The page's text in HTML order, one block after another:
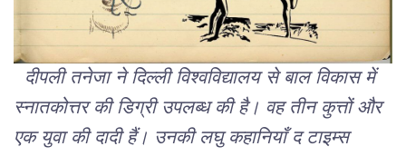
दीपली तनेजा ने दिल्ली विश्वविद्यालय से बाल विकास में
स्नातकोत्तर की डिग्री उपलब्ध की है। वह तीन कुत्तों और
एक युवा की दादी हैं। उनकी लघु कहानियाँ द टाइम्स